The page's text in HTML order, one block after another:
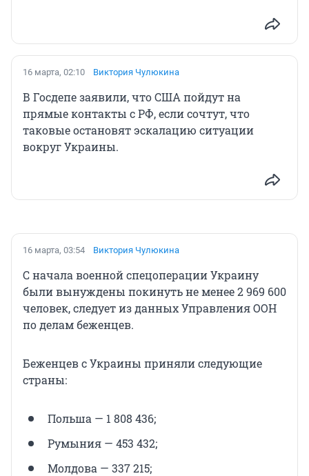
16 марта, 02:10 Виктория Чулюкина
В Госдепе заявили, что США пойдут на
прямые контакты с РФ, если сочтут, что
таковые остановят эскалацию ситуации
вокруг Украины.
16 марта, 03:54 Виктория Чулюкина
С начала военной спецоперации Украину
были вынуждены покинуть не менее 2 969 600
человек, следует из данных Управления ООН
по делам беженцев.
Беженцев с Украины приняли следующие
страны:
Польша — 1 808 436;
Румыния — 453 432;
Молдова — 337 215;